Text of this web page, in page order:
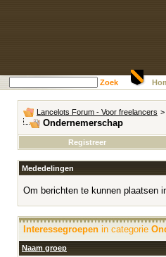
Zoek
Lancelots Forum - Voor freelancers >
Ondernemerschap
Registreer
Mededelingen
Om berichten te kunnen plaatsen
Interessegroepen in categorie
Naam groep